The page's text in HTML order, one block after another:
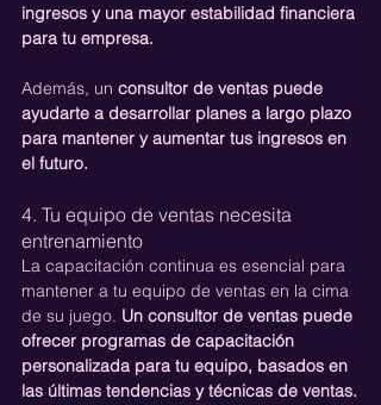
ingresos y una mayor estabilidad financiera
para tu empresa.
Además, un consultor de ventas puede
ayudarte a desarrollar planes a largo plazo
para mantener y aumentar tus ingresos en
el futuro.
4. Tu equipo de ventas necesita
entrenamiento
La capacitación continua es esencial para
mantener a tu equipo de ventas en la cima
de su juego. Un consultor de ventas puede
ofrecer programas de capacitación
personalizada para tu equipo, basados en
las últimas tendencias y técnicas de ventas.